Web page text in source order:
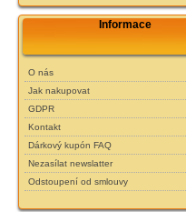
Informace
O nás
Jak nakupovat
GDPR
Kontakt
Dárkový kupón FAQ
Nezasílat newslatter
Odstoupení od smlouvy